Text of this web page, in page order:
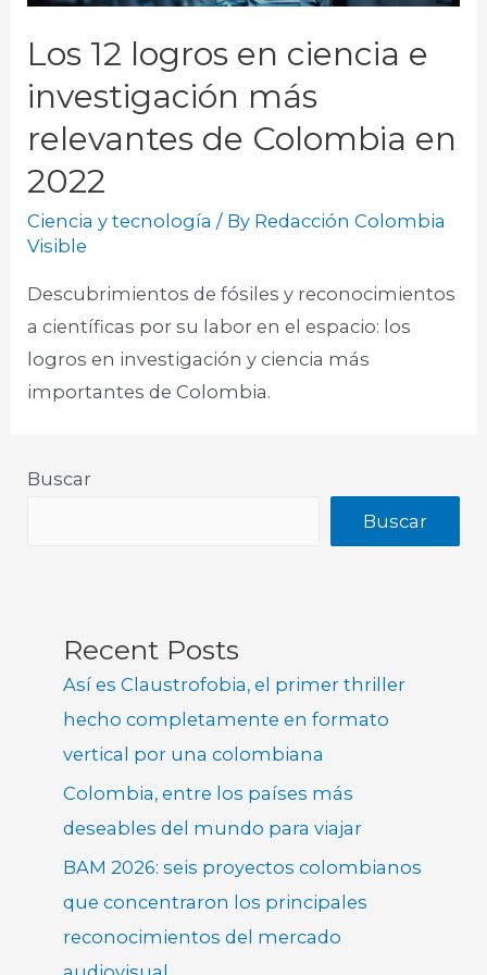
Los 12 logros en ciencia e
investigación más
relevantes de Colombia en
2022
Ciencia y tecnología / By Redacción Colombia
Visible
Descubrimientos de fósiles y reconocimientos
a científicas por su labor en el espacio: los
logros en investigación y ciencia más
importantes de Colombia.
Buscar
Buscar
Recent Posts
Así es Claustrofobia, el primer thriller
hecho completamente en formato
vertical por una colombiana
Colombia, entre los países más
deseables del mundo para viajar
BAM 2026: seis proyectos colombianos
que concentraron los principales
reconocimientos del mercado